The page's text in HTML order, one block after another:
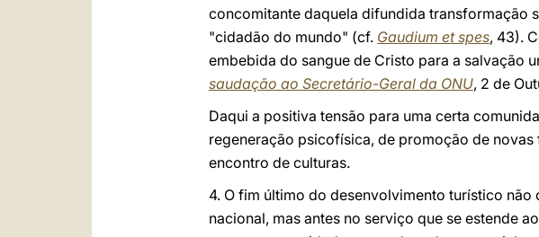
concomitante daquela difundida transformação
"cidadão do mundo" (cf. Gaudium et spes, 43).
embebida do sangue de Cristo para a salvação
saudação ao Secretário-Geral da ONU, 2 de
Daqui a positiva tensão para uma certa
regeneração psicofísica, de promoção de
encontro de culturas.
4. O fim último do desenvolvimento turístico
nacional, mas antes no serviço que se estende